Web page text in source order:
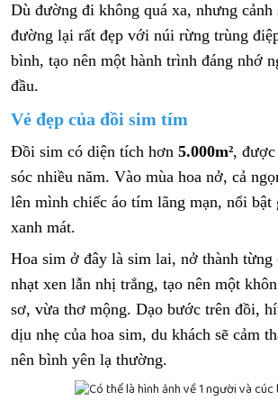
Dù đường đi không quá xa, nhưng cảnh
đường lại rất đẹp với núi rừng trùng
bình, tạo nên một hành trình đáng nhớ
đầu.
Vẻ đẹp của đồi sim tím
Đồi sim có diện tích hơn 5.000m²,
sóc nhiều năm. Vào mùa hoa nở, cả
lên mình chiếc áo tím lãng mạn, nổi bật
xanh mát.
Hoa sim ở đây là sim lai, nở thành từng
nhạt xen lẫn nhị trắng, tạo nên một
sơ, vừa thơ mộng. Dạo bước trên đồi,
dịu nhẹ của hoa sim, du khách sẽ cảm
nên bình yên lạ thường.